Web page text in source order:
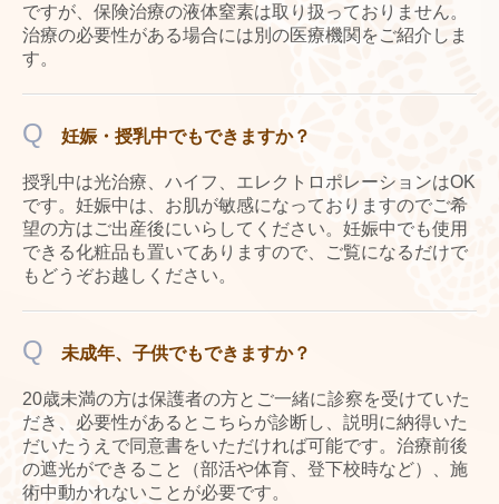
News
問診票
ですが、保険治療の液体窒素は取り扱っておりません。
治療の必要性がある場合には別の医療機関をご紹介しま
す。
Q 妊娠・授乳中でもできますか？
授乳中は光治療、ハイフ、エレクトロポレーションはOK
です。妊娠中は、お肌が敏感になっておりますのでご希
望の方はご出産後にいらしてください。妊娠中でも使用
できる化粧品も置いてありますので、ご覧になるだけで
もどうぞお越しください。
Q 未成年、子供でもできますか？
20歳未満の方は保護者の方とご一緒に診察を受けていた
だき、必要性があるとこちらが診断し、説明に納得いた
だいたうえで同意書をいただければ可能です。治療前後
の遮光ができること（部活や体育、登下校時など）、施
術中動かれないことが必要です。